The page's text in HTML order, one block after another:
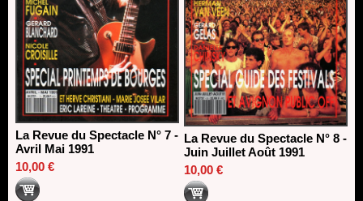
La Revue du Spectacle N° 7 -
Avril Mai 1991
10,00 €
La Revue du Spectacle N° 8 -
Juin Juillet Août 1991
10,00 €